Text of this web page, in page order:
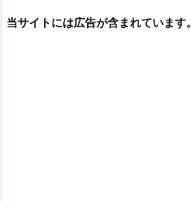
当サイトには広告が含まれています。